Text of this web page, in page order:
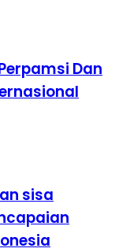
Dan
sisa